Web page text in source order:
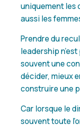
uniquement les
aussi les
Prendre du
leadership
souvent une
décider, mieux
construire une
Car lorsque le
souvent toute